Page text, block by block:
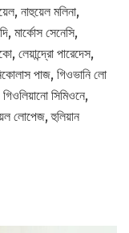
নাহুয়েল মলিনা,
মার্কোস সেনেসি,
লেয়ান্দ্রো পারেদেস,
পাজ, গিওভানি লো
সিমিওনে,
লোপেজ, হুলিয়ান